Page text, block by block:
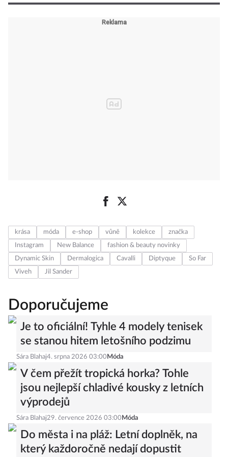
krása móda e-shop vůně kolekce
značka
Instagram
New Balance
fashion & beauty novinky
Dynamic Skin
Dermalogica Cavalli Diptyque
So Far
Viveh
Jil Sander
Doporučujeme
Je to oficiální! Tyhle 4 modely tenisek
se stanou hitem letošního podzimu
Sára Blahaj4. srpna 2026 03:00 Móda
V čem přežít tropická horka? Tohle
jsou nejlepší chladivé kousky z letních
výprodejů
Sára Blahaj29. července 2026 03:00 Móda
Do města i na pláž: Letní doplněk, na
který každoročně nedají dopustit